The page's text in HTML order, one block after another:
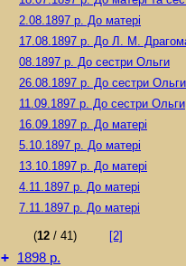
2.08.1897 р. До матері
17.08.1897 р. До Л. М.
08.1897 р. До сестри Ольги
26.08.1897 р. До сестри Ольги
11.09.1897 р. До сестри Ольги
16.09.1897 р. До матері
5.10.1897 р. До матері
13.10.1897 р. До матері
4.11.1897 р. До матері
7.11.1897 р. До матері
(12 / 41) [2]
+ 1898 р.